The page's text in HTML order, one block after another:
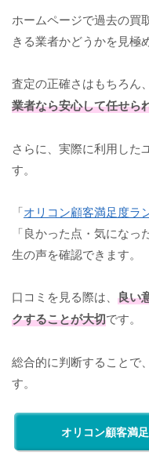
ホームページで過去の買
きる業者かどうかを見極
査定の正確さはもちろん、
業者なら安心して任せら
さらに、実際に利用した
す。
「オリコン顧客満足度ラ
「良かった点・気にな
生の声を確認できます。
口コミを見る際は、 良い
クすることが大切です。
総合的に判断することで
す。
オリコン顧客満